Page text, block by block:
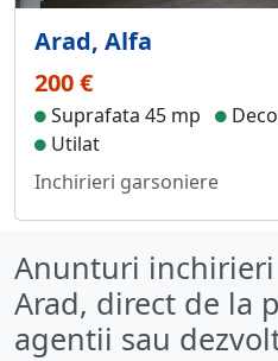
Arad, Alfa
200 €
Suprafata 45 mp
Utilat
Inchirieri garsoniere
Anunturi
Arad, direct de la
agentii sau